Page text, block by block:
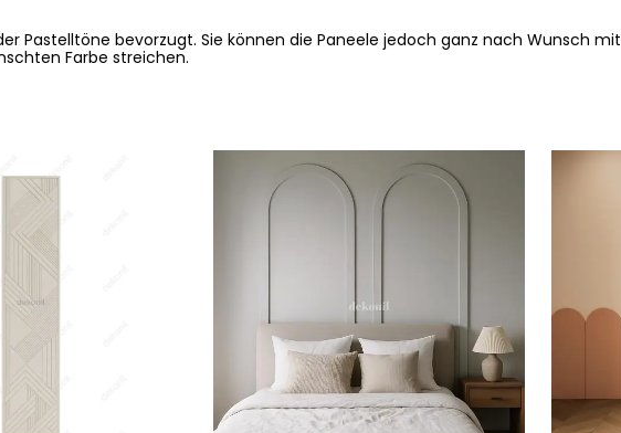
Pastelltöne bevorzugt. Sie können die Paneele jedoch ganz nach Wunsch mit
Farbe streichen.